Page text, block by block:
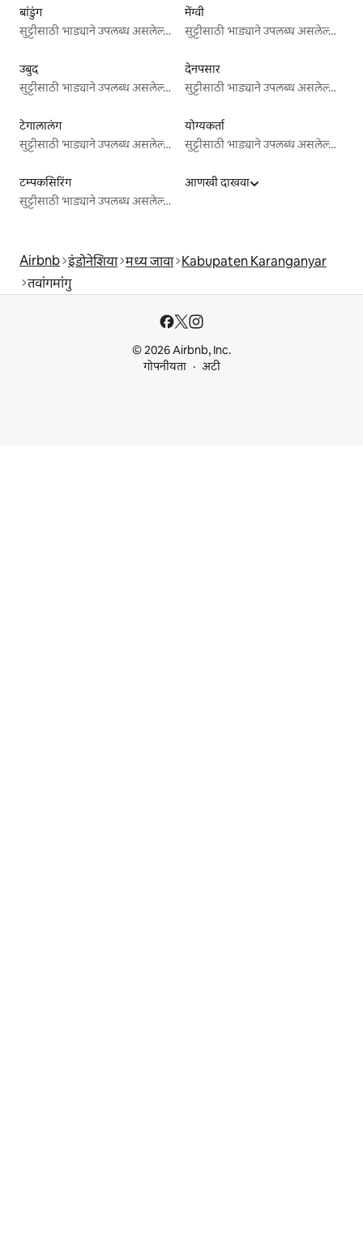
बांडुंग
सुट्टीसाठी भाड्याने उपलब्ध असलेल्या जागा
मेंग्वी
सुट्टीसाठी भाड्याने उपलब्ध असलेल्या जागा
उबुद
सुट्टीसाठी भाड्याने उपलब्ध असलेल्या जागा
देनपसार
सुट्टीसाठी भाड्याने उपलब्ध असलेल्या जागा
टेगालालंग
सुट्टीसाठी भाड्याने उपलब्ध असलेल्या जागा
योग्यकर्ता
सुट्टीसाठी भाड्याने उपलब्ध असलेल्या जागा
टम्पकसिरिंग
सुट्टीसाठी भाड्याने उपलब्ध असलेल्या जागा
आणखी दाखवा
Airbnb इंडोनेशिया मध्य जावा Kabupaten Karanganyar
तवांगमांगु
© 2026 Airbnb, Inc.
गोपनीयता
अटी